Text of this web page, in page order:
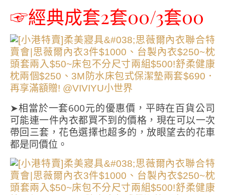
☞經典成套2套00/3套00
➤相當於一套600元的優惠價，平時在百貨公司
可能連一件內衣都買不到的價格，現在可以一次
帶回三套，花色選擇也超多的，放眼望去的花車
都是同價位。